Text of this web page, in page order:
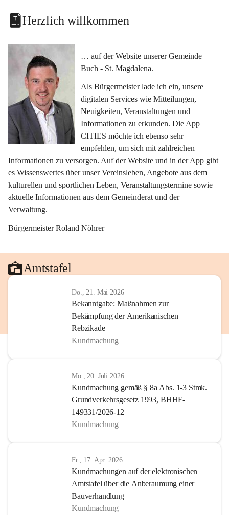
Herzlich willkommen
… auf der Website unserer Gemeinde
Buch - St. Magdalena.
Als Bürgermeister lade ich ein, unsere
digitalen Services wie Mitteilungen,
Neuigkeiten, Veranstaltungen und
Informationen zu erkunden. Die App
CITIES möchte ich ebenso sehr
empfehlen, um sich mit zahlreichen
Informationen zu versorgen. Auf der Website und in der App gibt
es Wissenswertes über unser Vereinsleben, Angebote aus dem
kulturellen und sportlichen Leben, Veranstaltungstermine sowie
aktuelle Informationen aus dem Gemeinderat und der
Verwaltung.
Bürgermeister Roland Nöhrer
Amtstafel
Do., 21. Mai 2026
Bekanntgabe: Maßnahmen zur
Bekämpfung der Amerikanischen
Rebzikade
Kundmachung
Mo., 20. Juli 2026
Kundmachung gemäß § 8a Abs. 1-3 Stmk.
Grundverkehrsgesetz 1993, BHHF-
149331/2026-12
Kundmachung
Fr., 17. Apr. 2026
Kundmachungen auf der elektronischen
Amtstafel über die Anberaumung einer
Bauverhandlung
Kundmachung